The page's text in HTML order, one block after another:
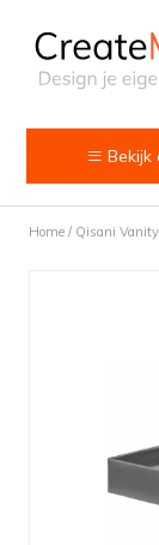
Afvalemmers
Home/ Qisani